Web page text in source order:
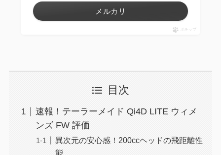
メルカリ
ポチップ
目次
速報！テーラーメイド Qi4D LITE ウィメ
ンズ FW 評価
異次元の安心感！200ccヘッドの飛距離性
能